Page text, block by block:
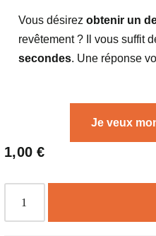
Vous désirezobtenir un
revêtement ? Il vous suffit
secondes. Une réponse
Je veux
1,00€